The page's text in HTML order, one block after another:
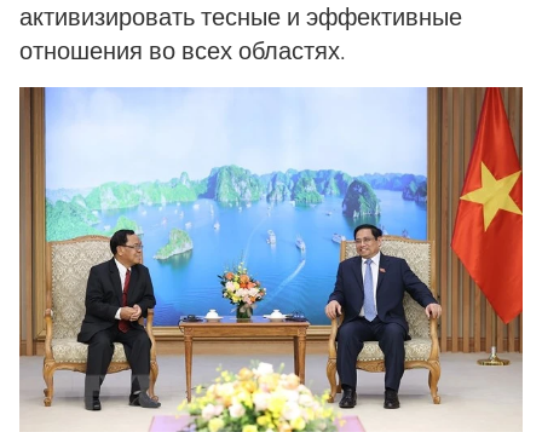
активизировать тесные и эффективные
отношения во всех областях.